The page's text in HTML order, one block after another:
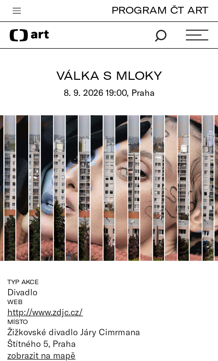
Česká televize
Zpravodajství
Pro děti
edu
Vše o ČT
PROGRAM ČT ART
VÁLKA S MLOKY
8. 9. 2026 19:00, Praha
TYP AKCE
Divadlo
WEB
http://www.zdjc.cz/
MÍSTO
Žižkovské divadlo Járy Cimrmana
Štítného 5, Praha
zobrazit na mapě